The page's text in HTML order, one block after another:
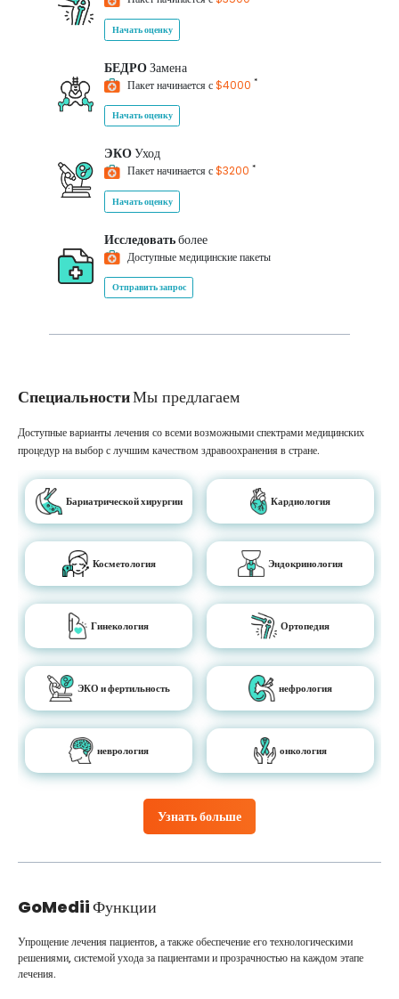
Начать оценку
БЕДРОЗамена
Пакет начинается с$4000 *
Начать оценку
ЭКОУход
Пакет начинается с$3200 *
Начать оценку
Исследоватьболее
Доступные медицинские пакеты
Отправить запрос
СпециальностиМы предлагаем
Узнать больше
Доступные варианты лечения со всеми возможными спектрами медицинских
процедур на выбор с лучшим качеством здравоохранения в стране.
Бариатрической хирургии Кардиология
Косметология Эндокринология
Гинекология Ортопедия
ЭКО и фертильность нефрология
неврология онкология
GoMediiФункции
Упрощение лечения пациентов, а также обеспечение его технологическими
решениями, системой ухода за пациентами и прозрачностью на каждом этапе
лечения.